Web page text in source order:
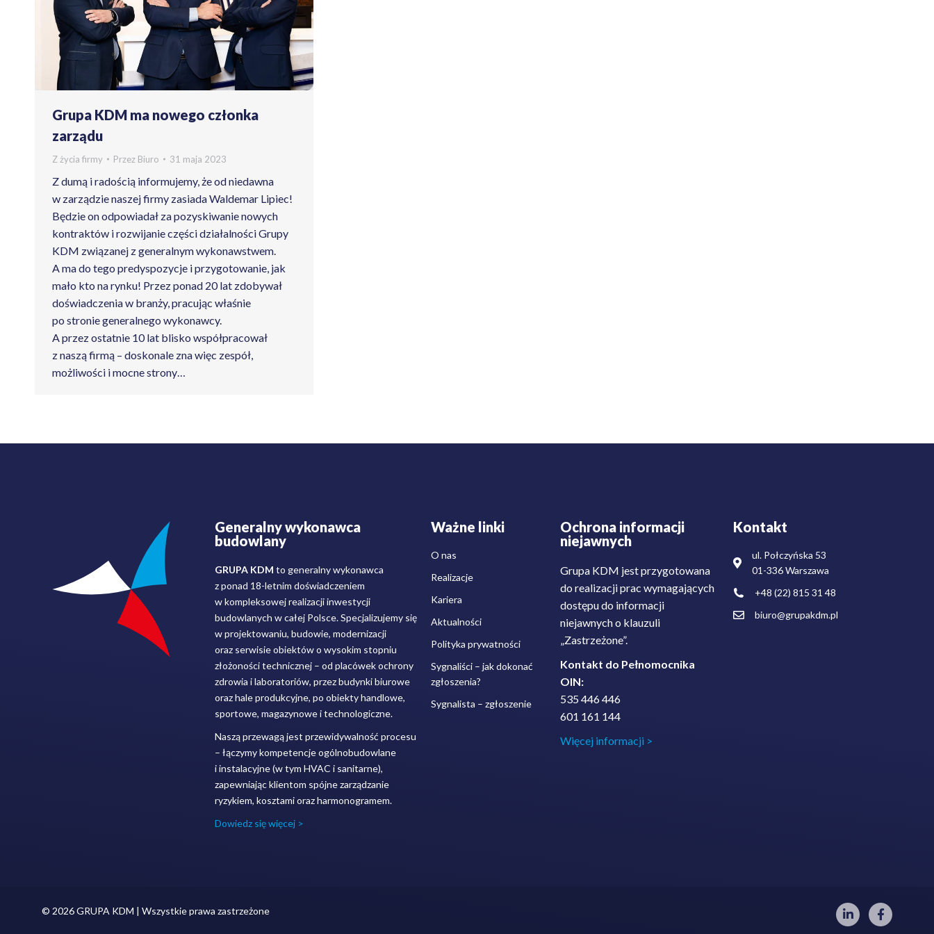
Grupa KDM ma nowego członka
zarządu
Z życia firmy Przez Biuro 31 maja 2023
Z dumą i radością informujemy, że od niedawna
w zarządzie naszej firmy zasiada Waldemar Lipiec!
Będzie on odpowiadał za pozyskiwanie nowych
kontraktów i rozwijanie części działalności Grupy
KDM związanej z generalnym wykonawstwem.
A ma do tego predyspozycje i przygotowanie, jak
mało kto na rynku! Przez ponad 20 lat zdobywał
doświadczenia w branży, pracując właśnie
po stronie generalnego wykonawcy.
A przez ostatnie 10 lat blisko współpracował
z naszą firmą – doskonale zna więc zespół,
możliwości i mocne strony…
Generalny wykonawca
budowlany
GRUPA KDM to generalny wykonawca
z ponad 18-letnim doświadczeniem
w kompleksowej realizacji inwestycji
budowlanych w całej Polsce. Specjalizujemy się
w projektowaniu, budowie, modernizacji
oraz serwisie obiektów o wysokim stopniu
złożoności technicznej – od placówek ochrony
zdrowia i laboratoriów, przez budynki biurowe
oraz hale produkcyjne, po obiekty handlowe,
sportowe, magazynowe i technologiczne.
Naszą przewagą jest przewidywalność procesu
– łączymy kompetencje ogólnobudowlane
i instalacyjne (w tym HVAC i sanitarne),
zapewniając klientom spójne zarządzanie
ryzykiem, kosztami oraz harmonogramem.
Dowiedz się więcej >
Ważne linki
O nas
Realizacje
Kariera
Aktualności
Polityka prywatności
Sygnaliści – jak dokonać
zgłoszenia?
Sygnalista – zgłoszenie
Ochrona informacji
niejawnych
Grupa KDM jest przygotowana
do realizacji prac wymagających
dostępu do informacji
niejawnych o klauzuli
„Zastrzeżone”.
Kontakt do Pełnomocnika
OIN:
535 446 446
601 161 144
Więcej informacji >
Kontakt
ul. Połczyńska 53
01-336 Warszawa
+48 (22) 815 31 48
biuro@grupakdm.pl
© 2026 GRUPA KDM | Wszystkie prawa zastrzeżone